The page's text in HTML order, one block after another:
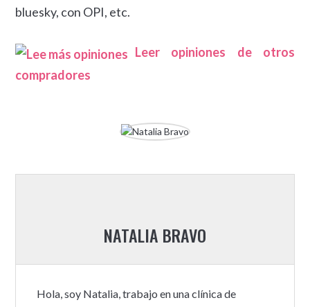
bluesky, con OPI, etc.
Leer opiniones de otros
compradores
NATALIA BRAVO
Hola, soy Natalia, trabajo en una clínica de